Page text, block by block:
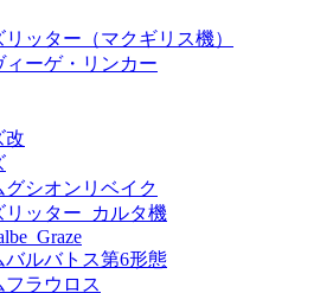
ッター（マクギリス機）
ーゲ・リンカー
改
シオンリベイク
ッター_カルタ機
ルバトス第6形態
ラウロス